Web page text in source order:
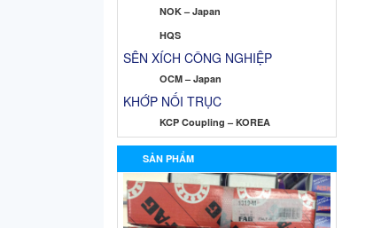
NOK – Japan
HQS
SÊN XÍCH CÔNG NGHIỆP
OCM – Japan
KHỚP NỐI TRỤC
KCP Coupling – KOREA
SẢN PHẨM